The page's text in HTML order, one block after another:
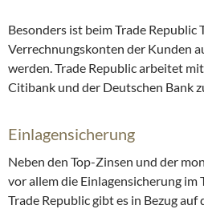
Besonders ist beim Trade Republic
Verrechnungskonten der Kunden
werden. Trade Republic arbeitet
Citibank und der Deutschen Bank
Einlagensicherung
Neben den Top-Zinsen und der
vor allem die Einlagensicherung im
Trade Republic gibt es in Bezug auf